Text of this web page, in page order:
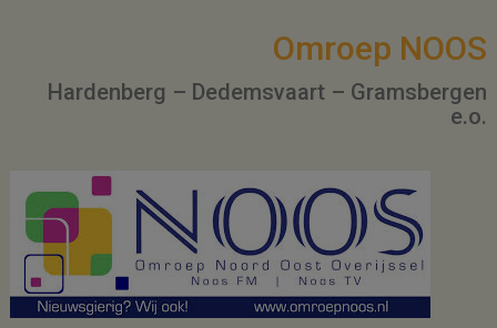
Omroep NOOS
Hardenberg – Dedemsvaart – Gramsbergen
e.o.